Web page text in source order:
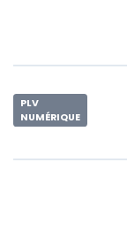
PLV
NUMÉRIQUE